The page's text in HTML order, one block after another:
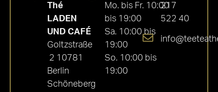
Thé
LADEN
UND CAFÉ
Goltzstraße
2 10781
Berlin
Schöneberg
Mo. bis Fr. 10:00
bis 19:00
Sa. 10:00 bis
19:00
So. 10:00 bis
19:00
217
522 40